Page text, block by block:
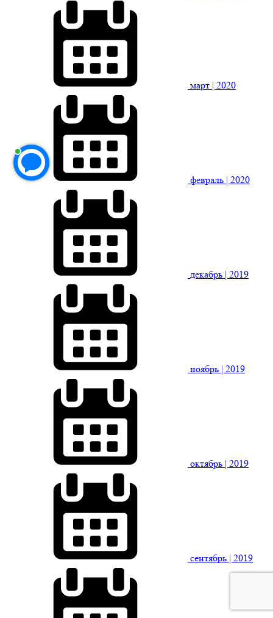
март | 2020
февраль | 2020
декабрь | 2019
ноябрь | 2019
октябрь | 2019
сентябрь | 2019